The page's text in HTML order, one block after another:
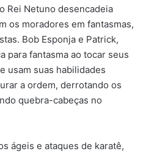
Rei Netuno desencadeia
os moradores em fantasmas,
Bob Esponja e Patrick,
para fantasma ao tocar seus
usam suas habilidades
a ordem, derrotando os
quebra-cabeças no
ágeis e ataques de karatê,